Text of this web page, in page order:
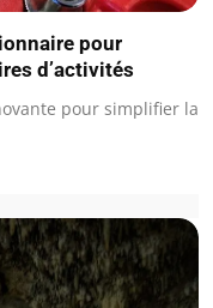
pour
d’activités
pour simplifier la